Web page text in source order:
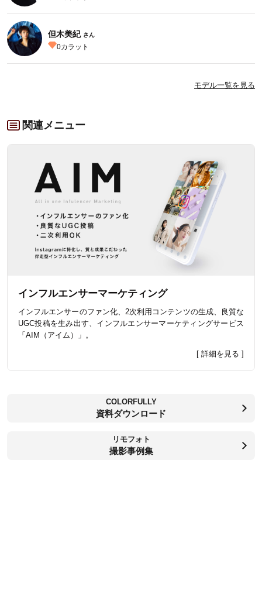
但木美紀 さん
0カラット
モデル一覧を見る
関連メニュー
インフルエンサーマーケティング
インフルエンサーのファン化、2次利用コンテンツの生成、良質な
UGC投稿を生み出す、インフルエンサーマーケティングサービス
「AIM（アイム）」。
[ 詳細を見る ]
COLORFULLY
資料ダウンロード
リモフォト
撮影事例集